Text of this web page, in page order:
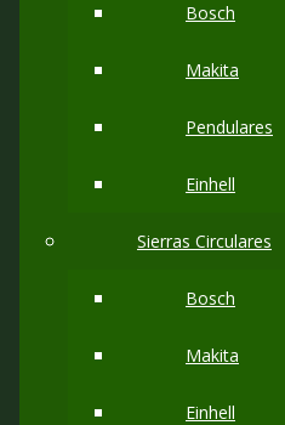
Bosch
Makita
Pendulares
Einhell
Sierras Circulares
Bosch
Makita
Einhell